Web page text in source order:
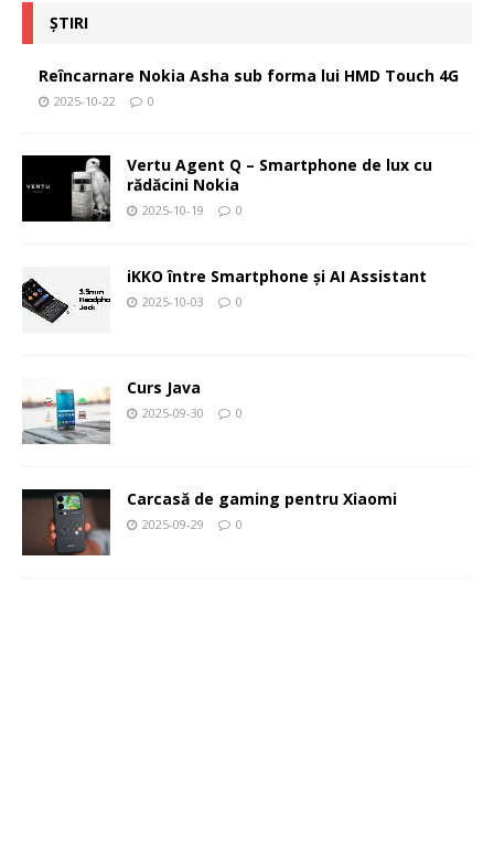
ȘTIRI
Reîncarnare Nokia Asha sub forma lui HMD Touch 4G
2025-10-22 0
Vertu Agent Q – Smartphone de lux cu
rădăcini Nokia
2025-10-19 0
iKKO între Smartphone și AI Assistant
2025-10-03 0
Curs Java
2025-09-30 0
Carcasă de gaming pentru Xiaomi
2025-09-29 0